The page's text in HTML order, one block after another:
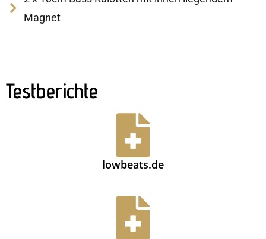
Magnet
Testberichte
lowbeats.de